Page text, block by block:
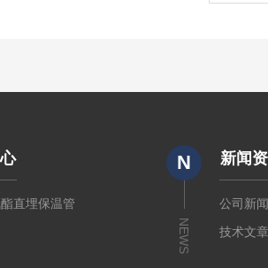
直埋保温管
N
NEWS
新闻
公司新
技术文